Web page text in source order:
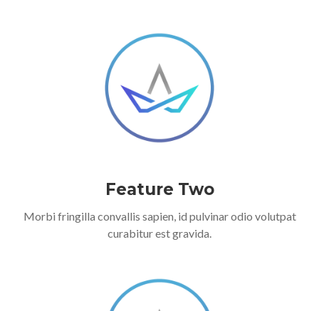
Feature Two
Morbi fringilla convallis sapien, id pulvinar odio volutpat
curabitur est gravida.